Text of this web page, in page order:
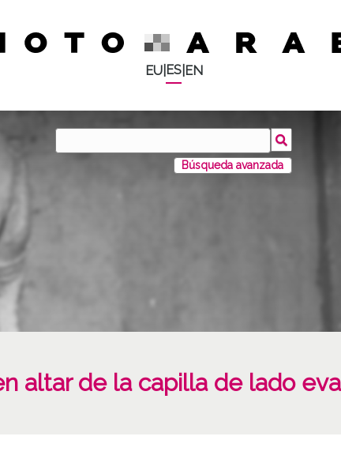
EU| ES| EN
Búsqueda avanzada
altar de la capilla de lado